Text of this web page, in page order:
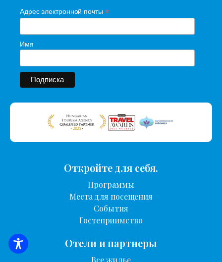
ПОИСК ЖИЛЬЯ
Адрес электронной почты *
Имя
Откройте для себя.
Программы
Места для посещения
События
Гостеприимство
Отели и партнеры
Все жилье